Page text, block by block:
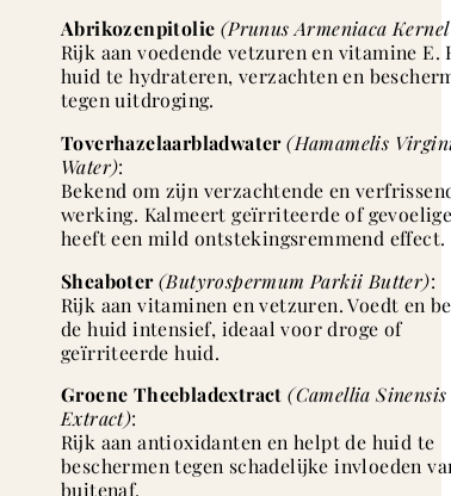
Abrikozenpitolie (Prunus Armeniaca
Rijk aan voedende vetzuren en vitamine E.
huid te hydrateren, verzachten en
tegen uitdroging.
Toverhazelaarbladwater(Hamamelis
Water):
Bekend om zijn verzachtende en
werking. Kalmeert geïrriteerde of
heeft een mild ontstekingsremmend effect.
Sheaboter (Butyrospermum Parkii Butter):
Rijk aan vitaminen en vetzuren. Voedt en
de huid intensief, ideaal voor droge of
geïrriteerde huid.
Groene Theebladextract (Camellia Sinensis
Extract):
Rijk aan antioxidanten en helpt de huid te
beschermen tegen schadelijke invloeden
buitenaf.